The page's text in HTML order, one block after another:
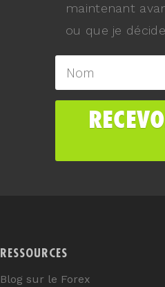
maintenant
ou que je
RESSOURCES
Blog sur le Forex